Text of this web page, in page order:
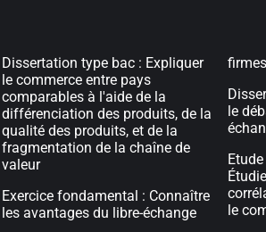
Dissertation type bac : Expliquer
le commerce entre pays
comparables à l'aide de la
différenciation des produits, de la
qualité des produits, et de la
fragmentation de la chaîne de
valeur
Exercice fondamental : Connaître
les avantages du libre-échange
le
le